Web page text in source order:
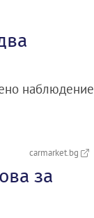
наблюдение
carmarket.bg
за